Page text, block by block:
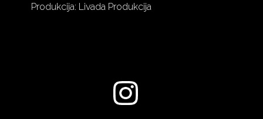
Produkcija: Livada Produkcija